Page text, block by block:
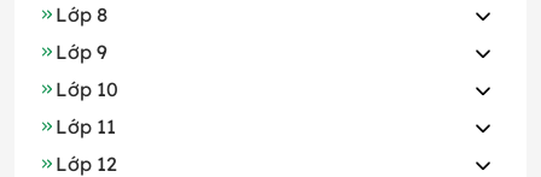
Lớp 8
Lớp 9
Lớp 10
Lớp 11
Lớp 12